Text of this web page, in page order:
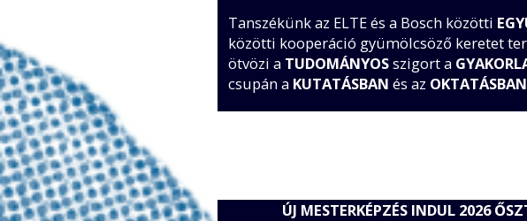
Tanszékünk az ELTE és a Bosch közötti
közötti kooperáció gyümölcsöző keretet
ötvözi a TUDOMÁNYOSszigort a
csupán a KUTATÁSBAN és az OKTATÁSBAN
ÚJ MESTERKÉPZÉS INDUL 2026